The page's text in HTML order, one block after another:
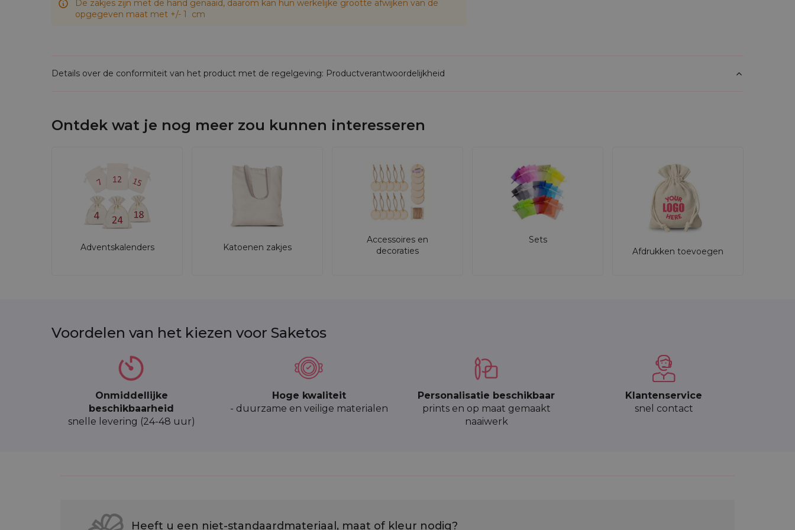
De zakjes zijn met de hand genaaid, daarom kan hun werkelijke grootte afwijken van de
opgegeven maat met +/- 1 cm
Details over de conformiteit van het product met de regelgeving: Productverantwoordelijkheid
Ontdek wat je nog meer zou kunnen interesseren
Adventskalenders Katoenen zakjes
Accessoires en
decoraties
Sets
Afdrukken toevoegen
Voordelen van het kiezen voor Saketos
Onmiddellijke
beschikbaarheid
snelle levering (24-48 uur)
Hoge kwaliteit
- duurzame en veilige materialen
Personalisatie beschikbaar
prints en op maat gemaakt
naaiwerk
Klantenservice
snel contact
Heeft u een niet-standaardmateriaal, maat of kleur nodig?